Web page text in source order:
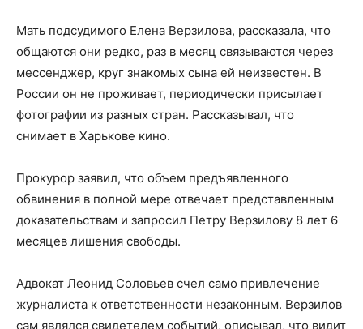
Мать подсудимого Елена Верзилова, рассказала, что
общаются они редко, раз в месяц связываются через
мессенджер, круг знакомых сына ей неизвестен. В
России он не проживает, периодически присылает
фотографии из разных стран. Рассказывал, что
снимает в Харькове кино.
Прокурор заявил, что объем предъявленного
обвинения в полной мере отвечает представленным
доказательствам и запросил Петру Верзилову 8 лет 6
месяцев лишения свободы.
Адвокат Леонид Соловьев счел само привлечение
журналиста к ответственности незаконным. Верзилов
сам являлся свидетелем событий, описывал, что видит